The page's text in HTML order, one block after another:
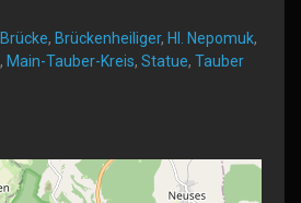
Brücke, Brückenheiliger, Hl. Nepomuk,
, Main-Tauber-Kreis, Statue, Tauber